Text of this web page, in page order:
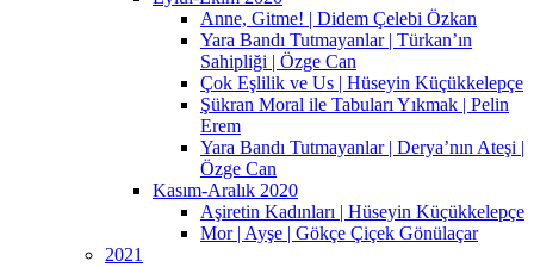
Anne, Gitme! | Didem Çelebi Özkan
Yara Bandı Tutmayanlar | Türkan’ın
Sahipliği | Özge Can
Çok Eşlilik ve Us | Hüseyin Küçükkelepçe
Şükran Moral ile Tabuları Yıkmak | Pelin
Erem
Yara Bandı Tutmayanlar | Derya’nın Ateşi |
Özge Can
Kasım-Aralık 2020
Aşiretin Kadınları | Hüseyin Küçükkelepçe
Mor | Ayşe | Gökçe Çiçek Gönülaçar
2021